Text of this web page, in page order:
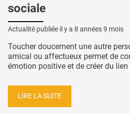
sociale
Actualité publiée il y a 8 années 9 mois
Toucher doucement une autre
amical ou affectueux permet de
émotion positive et de créer du
LIRE LA SUITE